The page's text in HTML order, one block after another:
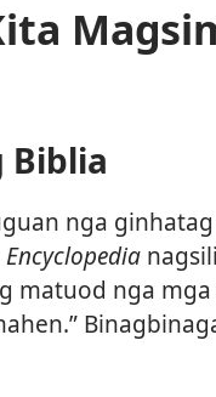
Biblia
nga
matuod nga